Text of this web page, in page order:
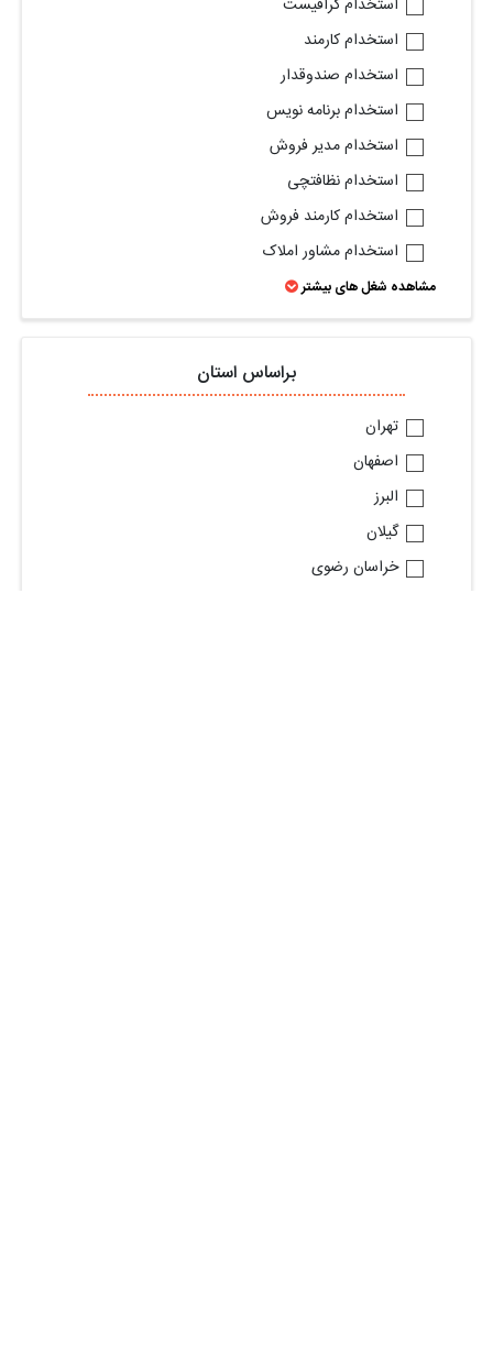
استخدام گرافیست
استخدام کارمند
استخدام صندوقدار
استخدام برنامه نویس
استخدام مدیر فروش
استخدام نظافتچی
استخدام کارمند فروش
استخدام مشاور املاک
مشاهده شغل های بیشتر
براساس استان
تهران
اصفهان
البرز
گیلان
خراسان رضوی